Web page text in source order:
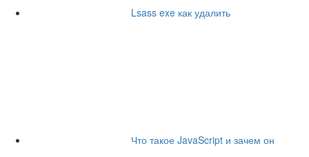
Lsass exe как удалить
Что такое JavaScript и зачем он